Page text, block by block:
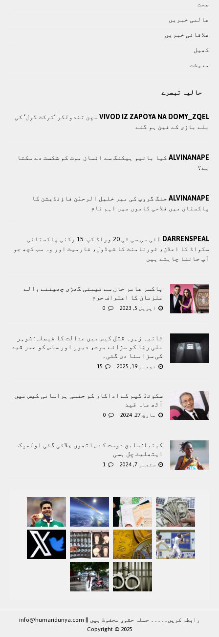
صحت
عالمی خبريں
علاقائی خبريں
کھيل
معيشت
حالیہ تبصرے
VIVOD IZ ZAPOYA NA DOMY_ZQEL سچن تندولکر ’کرکٹ گرل‘ کی
بلے بازی کے فین ہو گئے
ALVINANAPE کیا بائیو ہیکنگ سے انسان موت کو شکست دے سکتا
ہے؟
ALVINANAPE جنگ گروپ کی میر خلیل الرحمٰن فاؤنڈیشن کا
پاکستان میں فلاحی کاموں ميں اہم نام
DARRENSPEAL
آئی سی سی ٹی 20 ورلڈ کپ: 15 رکنی پاکستانی
سکواڈ کا اعلان، ٹورنامنٹ کا شیڈول، فارمیٹ اور وہ سب کچھ جو
آپ جاننا چاہتے ہیں
باکسر عامر خان سے قیمتی گھڑی چھیننے والے
ملزمان کا اعتراف جرم
اپریل 5, 2023 0
ثانیہ زہرہ قتل کیس میں عدالت کا فیصلہ: شوہر
علی رضا کو سزائے موت، دیور اور ساس کو عمر قید
کی سزا سنا دی گئی۔
نومبر 19, 2025 15
سکوئڈ گیم کے اداکار کو جنسی ہراسانی کیس میں
آٹھ ماہ قید
مارچ 27, 2024 0
کینیا: سابق دوست کے ہاتھوں جلائی گئی اولمپک
ایتھلیٹ چل بسی
ستمبر 7, 2024 1
رابطہ کريں۔۔۔۔۔ جملہ حقوق محفوظ ہيں | info@humaridunya.com
Copyright © 2025